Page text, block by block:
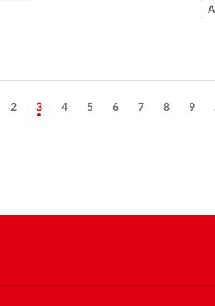
titre du journal Le Monde.
2 3 4 5 6 7 8 9